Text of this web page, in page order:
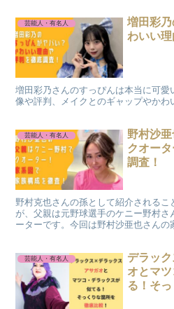
芸能人・有名人
増田彩
わいい理
増田彩乃さんのすっぴんは本当に可
像や評判、メイクとのギャップやかわ
芸能人・有名人
野村沙
クオー
調査！
野村克也さんの孫として紹介される
が、父親は元野球選手のケニー野村
ーターです。今回は野村沙亜也さん
芸能人・有名人
デラッ
オとマ
る！そ